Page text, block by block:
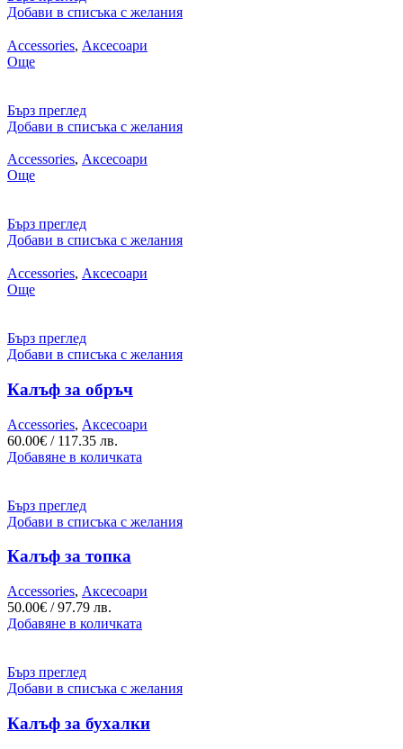
Добави в списъка с желания
Accessories, Аксесоари
Още
Бърз преглед
Добави в списъка с желания
Accessories, Аксесоари
Още
Бърз преглед
Добави в списъка с желания
Accessories, Аксесоари
Още
Бърз преглед
Добави в списъка с желания
Калъф за обръч
Accessories, Аксесоари
60.00€ / 117.35 лв.
Добавяне в количката
Бърз преглед
Добави в списъка с желания
Калъф за топка
Accessories, Аксесоари
50.00€ / 97.79 лв.
Добавяне в количката
Бърз преглед
Добави в списъка с желания
Калъф за бухалки